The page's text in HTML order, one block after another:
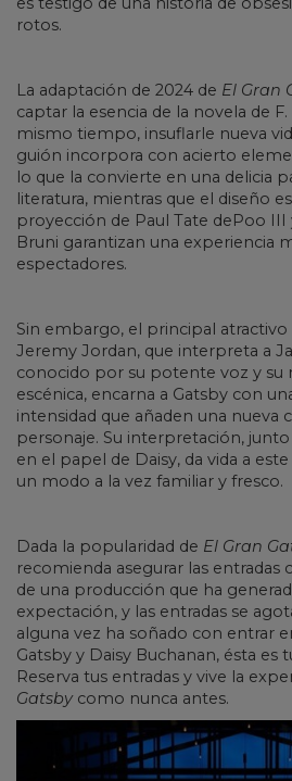
rotos.
La adaptación de 2024 de El Gran
captar la esencia de la novela de
mismo tiempo, insuflarle nueva
guión incorpora con acierto
lo que la convierte en una delicia
literatura, mientras que el diseño
proyección de Paul Tate dePoo III
Bruni garantizan una experiencia
espectadores.
Sin embargo, el principal
Jeremy Jordan, que interpreta a
conocido por su potente voz y su
escénica, encarna a Gatsby con
intensidad que añaden una nueva
personaje. Su interpretación,
en el papel de Daisy, da vida a
un modo a la vez familiar y fresco.
Dada la popularidad de El Gran
recomienda asegurar las entradas
de una producción que ha
expectación, y las entradas se
alguna vez ha soñado con entrar
Gatsby y Daisy Buchanan, ésta es
Reserva tus entradas y vive la
Gatsbycomo nunca antes.